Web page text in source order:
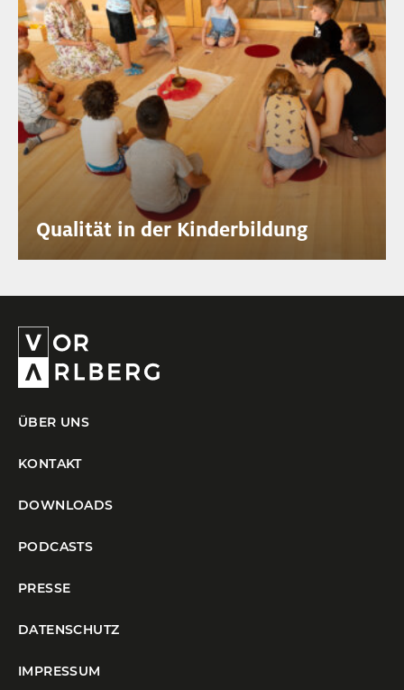
Qualität in der Kinderbildung
ÜBER UNS
KONTAKT
DOWNLOADS
PODCASTS
PRESSE
DATENSCHUTZ
IMPRESSUM